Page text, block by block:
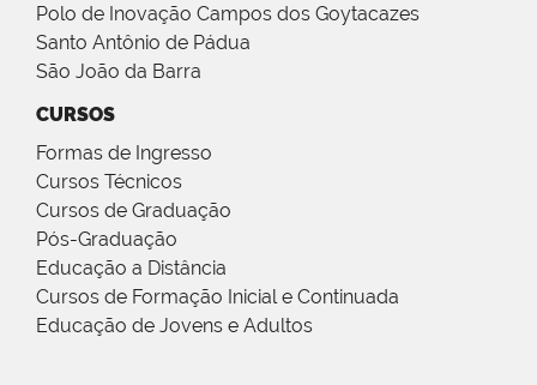
Polo de Inovação Campos dos Goytacazes
Santo Antônio de Pádua
São João da Barra
CURSOS
Formas de Ingresso
Cursos Técnicos
Cursos de Graduação
Pós-Graduação
Educação a Distância
Cursos de Formação Inicial e Continuada
Educação de Jovens e Adultos